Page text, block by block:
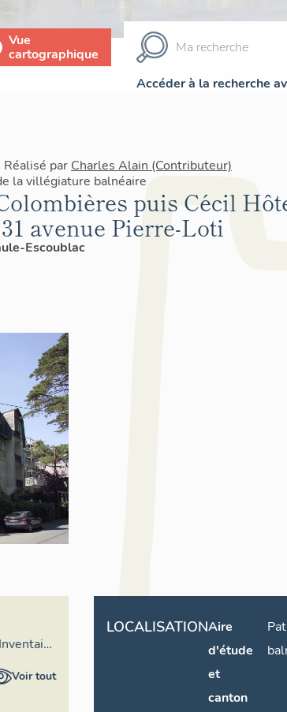
Vue
cartographique
Accéder à la recherche
par Charles Alain (Contributeur)
la villégiature balnéaire
puis Cécil
avenue Pierre-Loti
Escoublac
Voir tout
LOCALISATIONAire
d'étude
et
canton